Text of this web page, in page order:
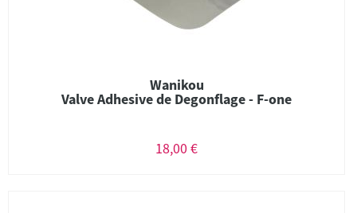
Wanikou
Valve Adhesive de Degonflage - F-one
18,00 €